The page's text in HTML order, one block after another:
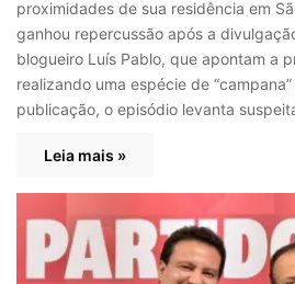
proximidades de sua residência em
ganhou repercussão após a
blogueiro Luís Pablo, que apontam a
realizando uma espécie de
publicação, o episódio levanta
Leia mais »